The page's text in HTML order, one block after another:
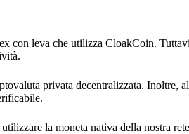
con leva che utilizza CloakCoin.
privata decentralizzata. Inoltre,
la moneta nativa della nostra